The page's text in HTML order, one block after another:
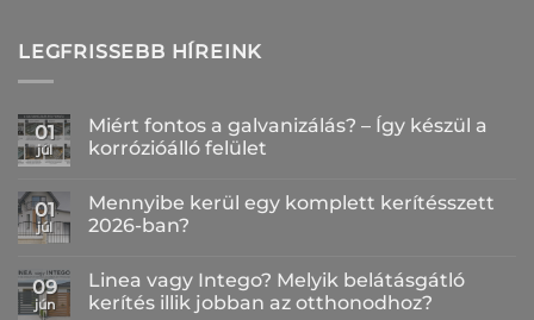
LEGFRISSEBB HÍREINK
01
júl
Miért fontos a galvanizálás? – Így készül a
korrózióálló felület
a(z)
Miért
fontos
Így
készül
01
júl
Mennyibe kerül egy komplett kerítésszett
2026-ban?
a(z)
Mennyibe
kerül
09
jún
Linea vagy Intego? Melyik belátásgátló
kerítés illik jobban az otthonodhoz?